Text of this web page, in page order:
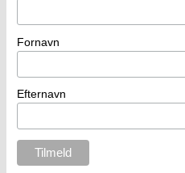
Fornavn
Efternavn